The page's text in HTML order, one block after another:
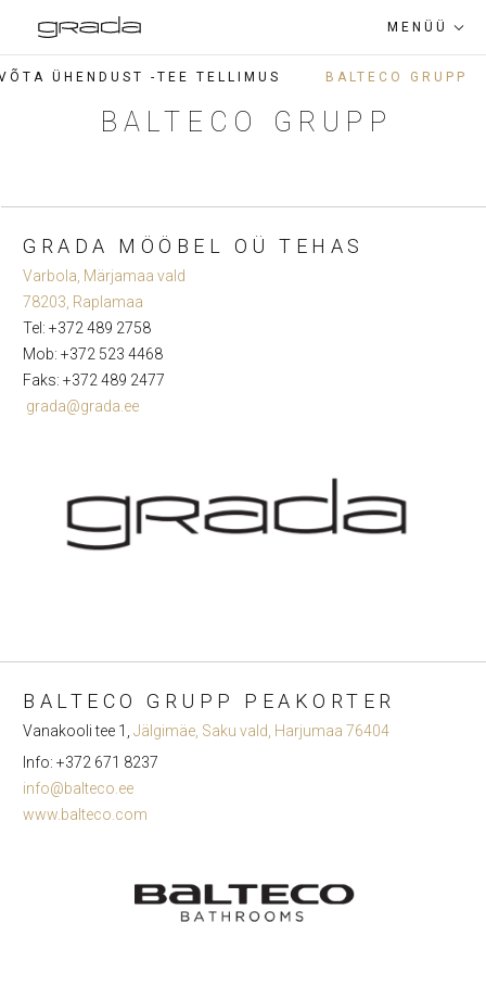
MENÜÜ
MÖÖBLIFASSAADIDE UKSED
ERITELLIMUSEL VÄRVITUD MDF JA PVC
KILETATUD MÖÖBLIDETAILID
INFO
KONTAKT
EST RUS ENG
ÜHENDUST -TEE TELLIMUS BALTECO GRUPP
BALTECO GRUPP
GRADA MÖÖBEL OÜ TEHAS
Varbola, Märjamaa vald
78203, Raplamaa
Tel: +372 489 2758
Mob: +372 523 4468
Faks: +372 489 2477
grada@grada.ee
BALTECO GRUPP PEAKORTER
Vanakooli tee 1, Jälgimäe, Saku vald, Harjumaa 76404
Info: +372 671 8237
info@balteco.ee
www.balteco.com